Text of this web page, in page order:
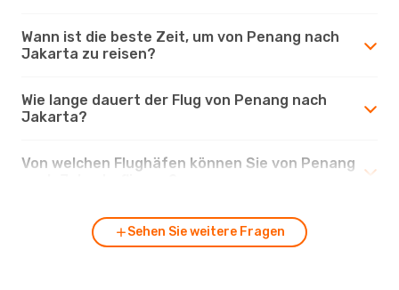
Wann ist die beste Zeit, um von Penang nach
Jakarta zu reisen?
Wie lange dauert der Flug von Penang nach
Jakarta?
Von welchen Flughäfen können Sie von Penang
Sehen Sie weitere Fragen